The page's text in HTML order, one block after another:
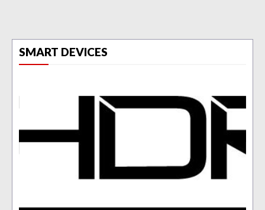
SMART DEVICES